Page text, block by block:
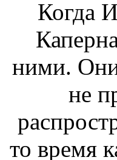
Когда
ними. Они
не
то время